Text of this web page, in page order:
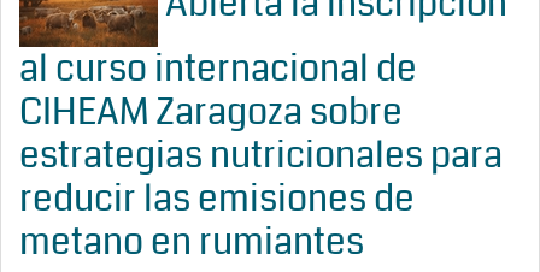
al curso internacional de
CIHEAM Zaragoza sobre
estrategias nutricionales para
reducir las emisiones de
metano en rumiantes